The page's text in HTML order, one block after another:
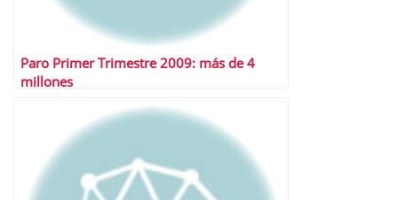
Paro Primer Trimestre 2009: más de 4
millones